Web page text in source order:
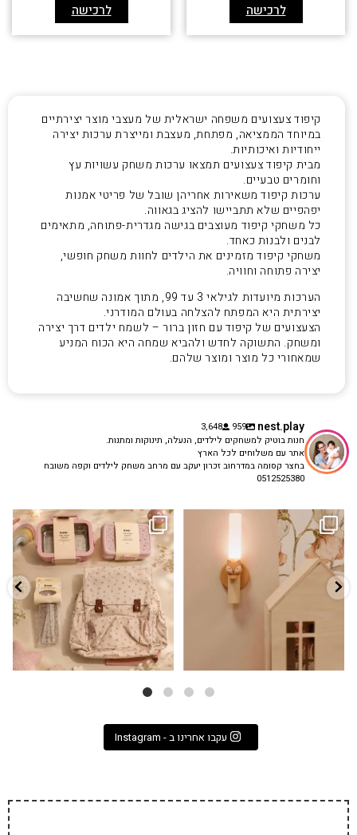
לרכישה לרכישה
קיפוד צעצועים משפחה ישראלית של מעצבי מוצר יצירתיים
במיוחד הממציאה, מפתחת, מעצבת ומייצרת ערכות יצירה
ייחודיות ואיכותיות.
מבית קיפוד צעצועים תמצאו ערכות משחק עשויות עץ
וחומרים טבעיים.
ערכות קיפוד משאירות אחריהן שובל של פריטי אמנות
יפהפיים שלא תתביישו להציג בגאווה.
כל משחקי קיפוד מעוצבים בגישה מגדרית-פתוחה, מתאימים
לבנים ולבנות כאחד.
משחקי קיפוד מזמינים את הילדים לחוות משחק חופשי,
יצירה פתוחה וחוויה.
הערכות מיועדות לגילאי 3 עד 99, מתוך אמונה שחשיבה
יצירתית היא המפתח להצלחה בעולם המודרני.
הצעצועים של קיפוד עם חזון ברור – לשמח ילדים דרך יצירה
ומשחק. התשוקה לחדש ולהביא שמחה היא הכוח המניע
שמאחורי כל מוצר ומוצר שלהם.
nest.play
959
3,648
חנות בוטיק למשחקים לילדים, הנעלה, תינוקות ומתנות.
אתר עם משלוחים לכל הארץ
בחצר קסומה במדרחוב זכרון יעקב עם מרחב משחק לילדים וקפה משובח
0512525380
✨ חוזרים למסגרת בסטייל! ✨
הקולקציה החדשה...
9 4
גם פריט עיצובי לחדר, גם מנורת לילה
...
3 0
עקבו אחרינו ב - Instagram